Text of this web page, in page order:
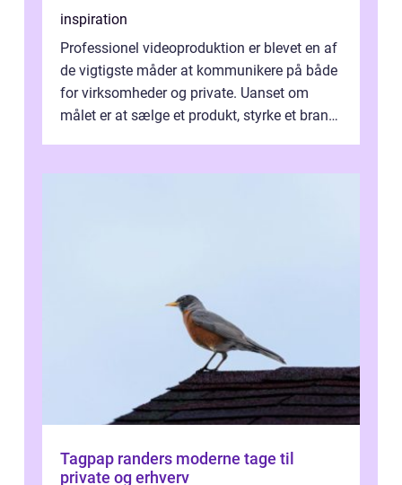
inspiration
Professionel videoproduktion er blevet en af
de vigtigste måder at kommunikere på både
for virksomheder og private. Uanset om
målet er at sælge et produkt, styrke et brand,
Tagpap randers moderne tage til
private og erhverv